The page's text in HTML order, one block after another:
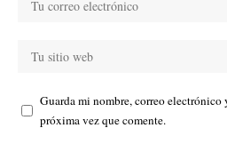
Guarda mi nombre, correo electrónico
próxima vez que comente.